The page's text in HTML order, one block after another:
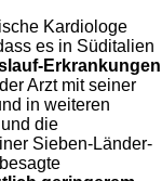
Kardiologe
es in Süditalien
Erkrankungen
Arzt mit seiner
in weiteren
die
Sieben-Länder-